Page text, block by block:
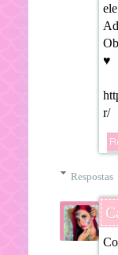
♥
r/
Respostas